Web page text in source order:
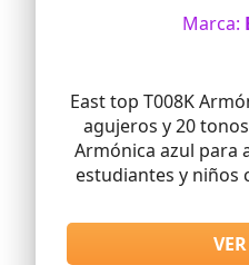
Marca:
East top T008K
agujeros y 20
Armónica azul para
estudiantes y niños